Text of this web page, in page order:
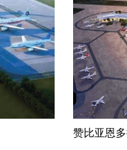
赞比亚恩